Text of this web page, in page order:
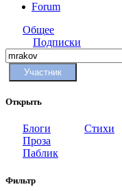
Forum
Общее
Подписки
Участник
Открыть
Блоги
Стихи
Проза
Паблик
Фильтр